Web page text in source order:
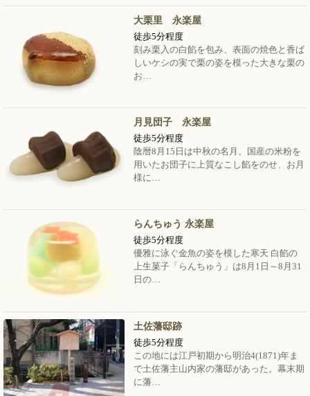
大栗里 永楽屋
徒歩5分程度
刻み栗入の白餡を包み、表面の焼色と香ば
しいケシの実で栗の姿を模った大きな栗の
お…
月見団子 永楽屋
徒歩5分程度
陰暦8月15日は中秋の名月。国産の米粉を
用いたお団子に上質なこし餡をのせ、お月
様に…
らんちゅう 永楽屋
徒歩5分程度
優雅に泳ぐ金魚の姿を模した寒天 白餡の
上生菓子「らんちゅう」は8月1日～8月31
日の…
土佐藩邸跡
徒歩5分程度
この地には江戸初期から明治4(1871)年ま
で土佐藩主山内家の藩邸があった。幕末期
に藩…